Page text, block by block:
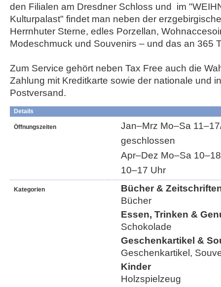
den Filialen am Dresdner Schloss und im
Kulturpalast" findet man neben der
Herrnhuter Sterne, edles Porzellan,
Modeschmuck und Souvenirs – und das an 365
Zum Service gehört neben Tax Free auch die
Zahlung mit Kreditkarte sowie der nationale und
Postversand.
Details
Öffnungszeiten
Jan–Mrz Mo–Sa
geschlossen
Apr–Dez Mo–Sa
10–17 Uhr
Kategorien
Bücher &
Bücher
Essen, Trinken &
Schokolade
Geschenkartikel &
Geschenkartikel,
Kinder
Holzspielzeug